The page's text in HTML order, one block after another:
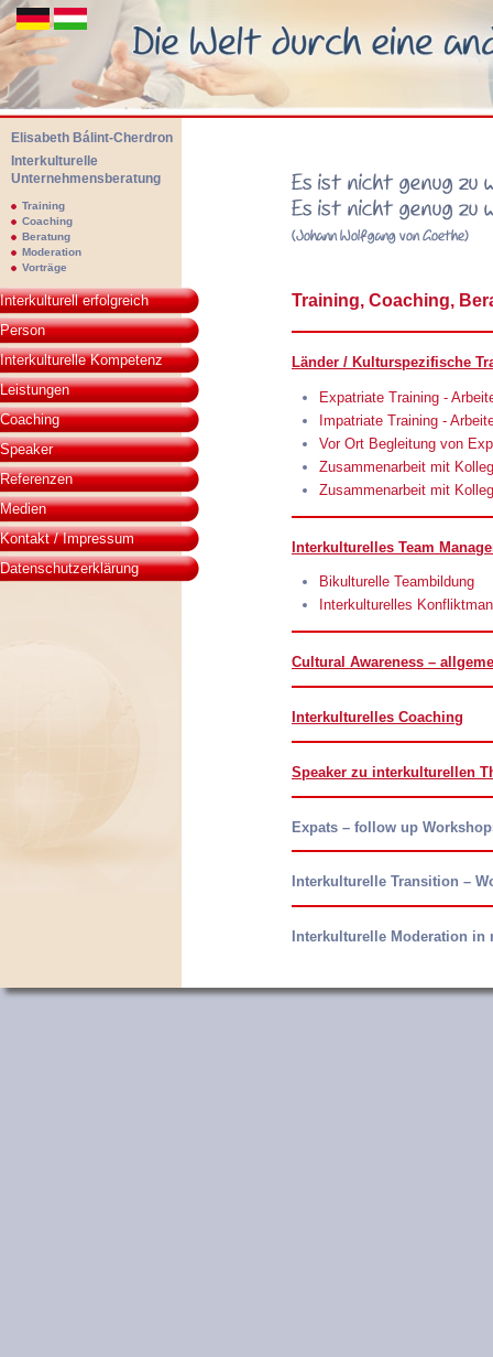
Elisabeth Bálint-Cherdon - Interkulturelle Unternehmensberatung. Die
Elisabeth Bálint-Cherdron
Interkulturelle
Unternehmensberatung
Training
Coaching
Beratung
Moderation
Vorträge
Interkulturell erfolgreich
Person
Interkulturelle Kompetenz
Leistungen
Coaching
Speaker
Referenzen
Medien
Kontakt / Impressum
Datenschutzerklärung
Johann Wolfgang von
- man muss auch
man muss auch tun!“
Training, Coaching,
Länder / Kulturspezifische
Expatriate Training -
Impatriate Training -
Vor Ort Begleitung von
Zusammenarbeit mit
Zusammenarbeit mit
Interkulturelles Team
Bikulturelle Teambildung
Interkulturelles
Cultural Awareness –
Interkulturelles Coaching
Speaker zu interkulturellen
Expats – follow up
Interkulturelle Transition –
Interkulturelle Moderation